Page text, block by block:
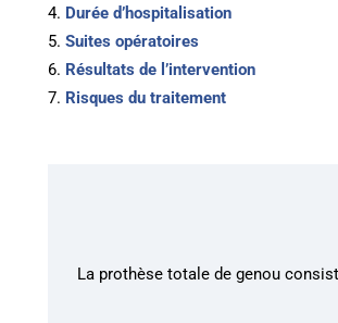
Durée d’hospitalisation
Suites opératoires
Résultats de l’intervention
Risques du traitement
La prothèse totale de genou